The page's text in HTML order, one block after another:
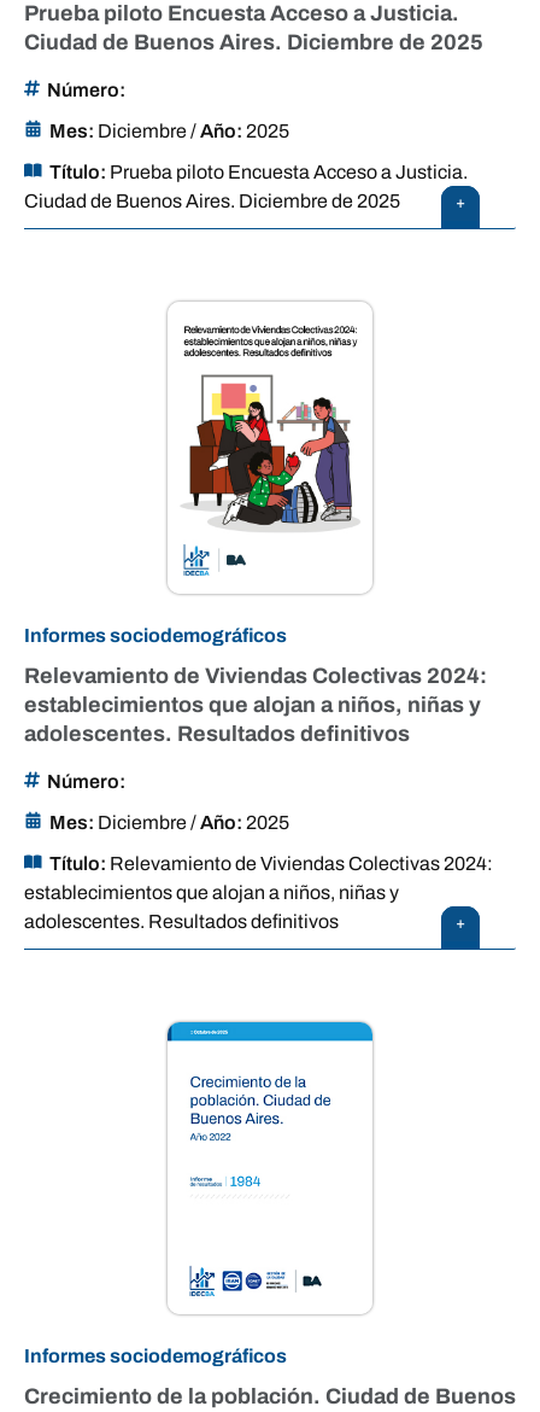
Prueba piloto Encuesta Acceso a Justicia.
Ciudad de Buenos Aires. Diciembre de 2025
Número:
Mes: Diciembre/Año: 2025
Título: Prueba piloto Encuesta Acceso a Justicia.
Ciudad de Buenos Aires. Diciembre de 2025
+
Informes sociodemográficos
Relevamiento de Viviendas Colectivas 2024:
establecimientos que alojan a niños, niñas y
adolescentes. Resultados definitivos
Número:
Mes: Diciembre/Año: 2025
Título: Relevamiento de Viviendas Colectivas 2024:
establecimientos que alojan a niños, niñas y
adolescentes. Resultados definitivos
+
Informes sociodemográficos
Crecimiento de la población. Ciudad de Buenos